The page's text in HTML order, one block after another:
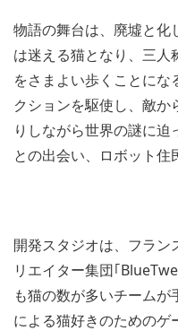
物語の舞台は、廃墟と化
は迷える猫となり、三
をさまよい歩くことに
クションを駆使し、敵
りしながら世界の謎に
との出会い、ロボット住
開発スタジオは、フラン
リエイター集団｢
も猫の数が多いチーム
による猫好きのためのゲ